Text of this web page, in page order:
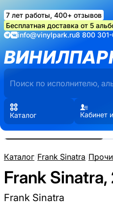
7 лет работы, 400+ отзывов
Бесплатная доставка от 5
info@vinylpark.ru8 800
Каталог Кабинет
Каталог/Frank Sinatra/
Frank
Frank Sinatra
Реальные фото пластинки.
Нажмите, чтобы увеличить